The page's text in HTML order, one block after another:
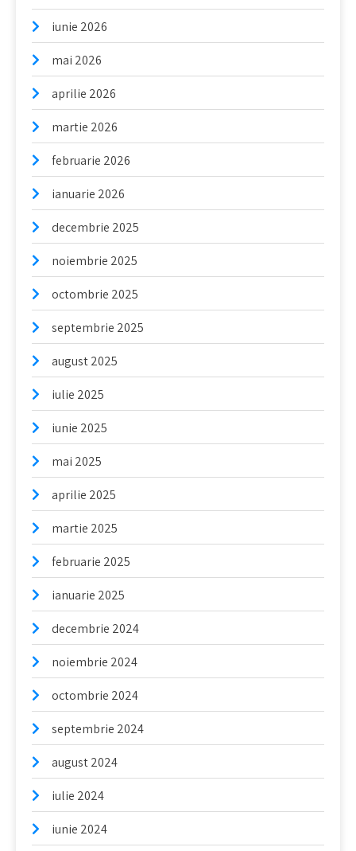
iunie 2026
mai 2026
aprilie 2026
martie 2026
februarie 2026
ianuarie 2026
decembrie 2025
noiembrie 2025
octombrie 2025
septembrie 2025
august 2025
iulie 2025
iunie 2025
mai 2025
aprilie 2025
martie 2025
februarie 2025
ianuarie 2025
decembrie 2024
noiembrie 2024
octombrie 2024
septembrie 2024
august 2024
iulie 2024
iunie 2024